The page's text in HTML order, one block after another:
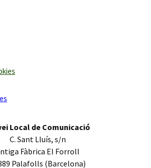
Local de Comunicació
C. Sant Lluís, s/n
Fàbrica El Forroll
Palafolls (Barcelona)